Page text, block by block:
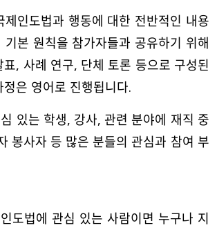
제인도법과 행동에 대한 전반적인 내용
본 원칙을 참가자들과 공유하기 위해
, 사례 연구, 단체 토론 등으로 구성된
은 영어로 진행됩니다.
있는 학생, 강사, 관련 분야에 재직 중
봉사자 등 많은 분들의 관심과 참여 부
도법에 관심 있는 사람이면 누구나 지